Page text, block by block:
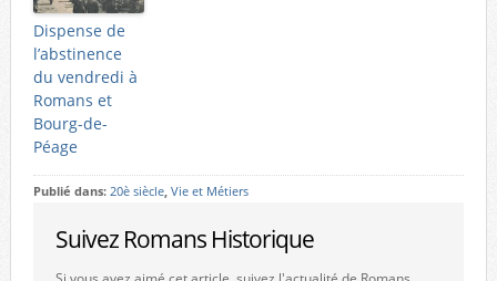
Dispense de
l’abstinence
du vendredi à
Romans et
Bourg-de-
Péage
Publié dans: 20è siècle, Vie et Métiers
Suivez Romans Historique